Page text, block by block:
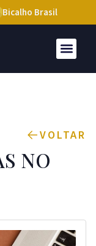
Bicalho Brasil
VOLTAR
NO